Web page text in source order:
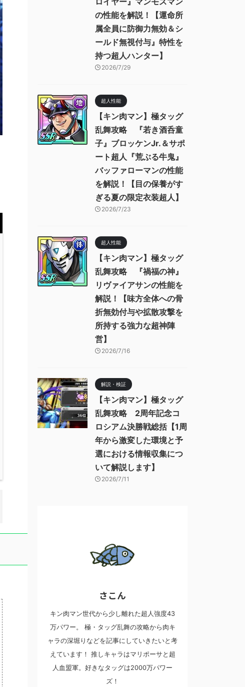
の性能を解説！【運命所
属全員に防御力無効＆シ
ールド無視付与』特性を
持つ超人ハンター】
2026/7/29
超人性能
【キン肉マン】極タッグ
乱舞攻略 『若き酒呑童
子』ブロッケンJr.＆サポ
ート超人『荒ぶる牛鬼』
バッファローマンの性能
を解説！【目の保養がす
ぎる夏の限定衣装超人】
2026/7/23
超人性能
【キン肉マン】極タッグ
乱舞攻略 『禍福の神』
リヴァイアサンの性能を
解説！【味方全体への骨
折無効付与や拡散攻撃を
所持する強力な超神陣
営】
2026/7/16
解説・検証
【キン肉マン】極タッグ
乱舞攻略 2周年記念コ
ロシアム決勝戦総括【1周
年から激変した環境と予
選における情報収集につ
いて解説します】
2026/7/11
さこん
キン肉マン世代から少し離れた超人強度43
万パワー。 極・タッグ乱舞の攻略から肉キ
ャラの深堀りなどを記事にしていきたいと考
えています！ 推しキャラはマリポーサと超
人血盟軍。好きなタッグは2000万パワー
ズ！